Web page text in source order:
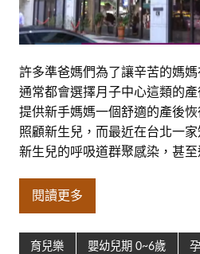
許多準爸媽們為了讓辛苦的媽
通常都會選擇月子中心這類的
提供新手媽媽一個舒適的產後
照顧新生兒，而最近在台北一
新生兒的呼吸道群聚感染，甚
閱讀更多
育兒樂 嬰幼兒期 0~6歲